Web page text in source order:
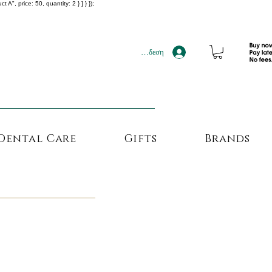
A", price: 50, quantity: 2 } ] } });
Σύνδεση
Care Gifts Brands